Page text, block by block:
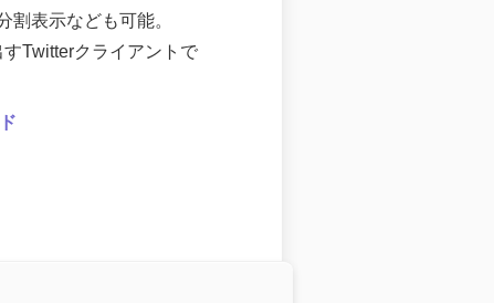
割表示なども可能。
Twitterクライアントで